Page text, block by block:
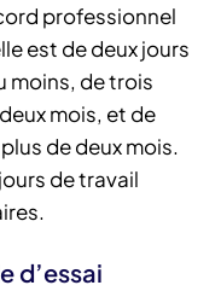
professionnel
est de deux jours
moins, de trois
mois, et de
de deux mois.
de travail
d’essai